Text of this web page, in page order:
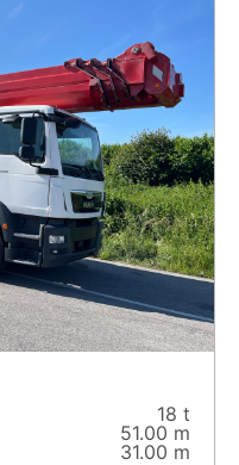
18 t
51.00 m
31.00 m